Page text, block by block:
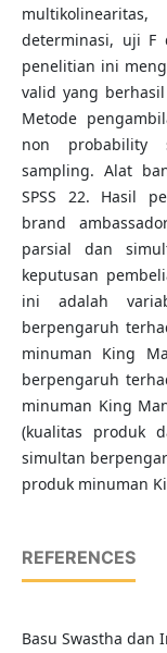
determinasi, uji F
penelitian ini
valid yang
Metode
non probability
sampling. Alat
SPSS 22. Hasil
brand
parsial dan
keputusan
ini adalah
berpengaruh
minuman King
berpengaruh
minuman King
(kualitas produk
simultan
produk minuman
REFERENCES
Basu Swastha dan